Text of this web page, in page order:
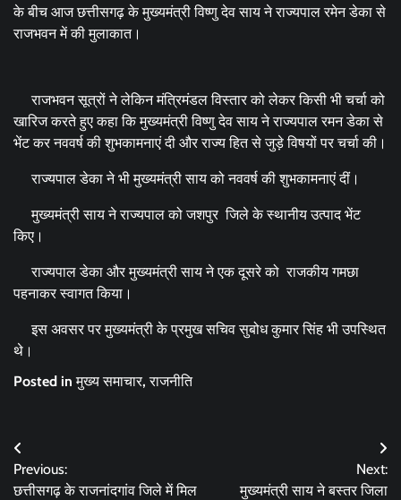
के बीच आज छत्तीसगढ़ के मुख्यमंत्री विष्णु देव साय ने राज्यपाल रमेन डेका से
राजभवन में की मुलाकात।
राजभवन सूत्रों ने लेकिन मंत्रिमंडल विस्तार को लेकर किसी भी चर्चा को
खारिज करते हुए कहा कि मुख्यमंत्री विष्णु देव साय ने राज्यपाल रमन डेका से
भेंट कर नववर्ष की शुभकामनाएं दी और राज्य हित से जुड़े विषयों पर चर्चा की।
राज्यपाल डेका ने भी मुख्यमंत्री साय को नववर्ष की शुभकामनाएं दीं।
मुख्यमंत्री साय ने राज्यपाल को जशपुर जिले के स्थानीय उत्पाद भेंट
किए।
राज्यपाल डेका और मुख्यमंत्री साय ने एक दूसरे को राजकीय गमछा
पहनाकर स्वागत किया।
इस अवसर पर मुख्यमंत्री के प्रमुख सचिव सुबोध कुमार सिंह भी उपस्थित
थे।
Posted inमुख्य समाचार,राजनीति
Post
navigation
Previous:
छत्तीसगढ़ के राजनांदगांव जिले में मिल
Next:
मुख्यमंत्री साय ने बस्तर जिला